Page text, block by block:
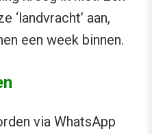
‘landvracht’ aan,
een week binnen.
via WhatsApp